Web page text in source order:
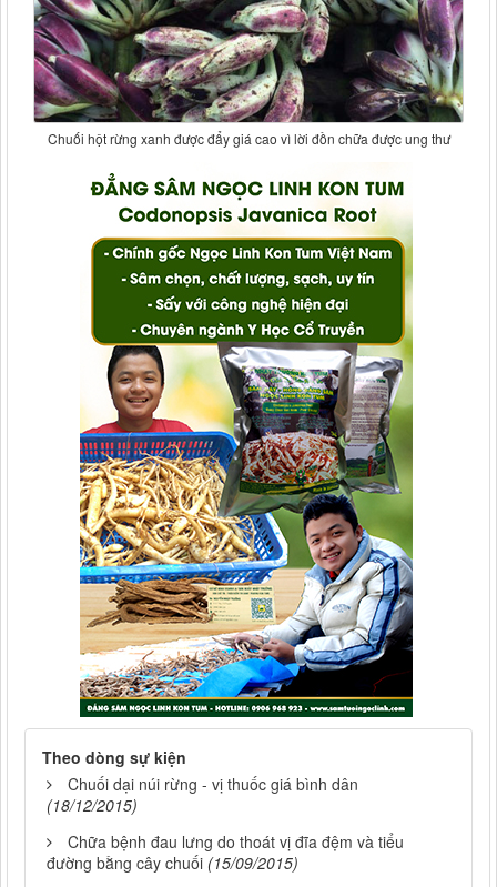
Chuối hột rừng xanh được đẩy giá cao vì lời đồn chữa được ung thư
Theo dòng sự kiện
Chuối dại núi rừng - vị thuốc giá bình dân
(18/12/2015)
Chữa bệnh đau lưng do thoát vị đĩa đệm và tiểu
đường bằng cây chuối (15/09/2015)